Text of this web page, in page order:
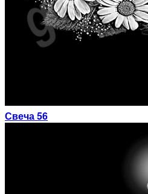
Свеча 56